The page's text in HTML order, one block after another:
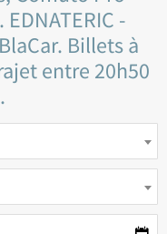
-
Billets à
entre 20h50